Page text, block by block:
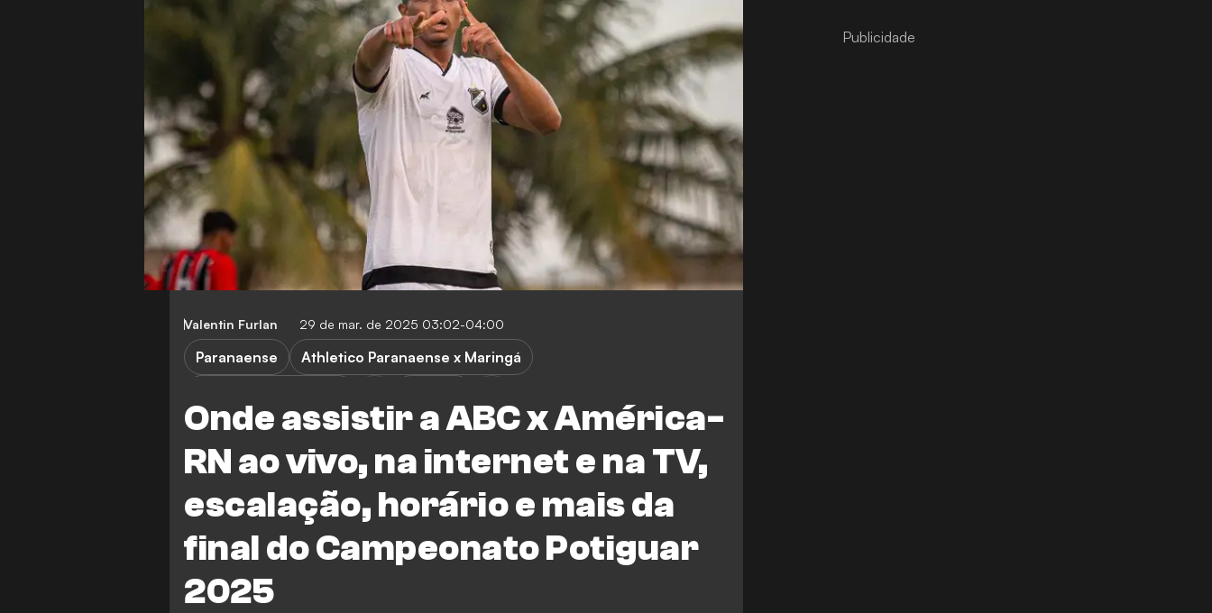
Valentin Furlan 29 de mar. de 2025 03:02-04:00
Onde assistir a ABC x América-
RN ao vivo, na internet e na TV,
escalação, horário e mais da
final do Campeonato Potiguar
2025
Paranaense
Athletico Paranaense x Maringá